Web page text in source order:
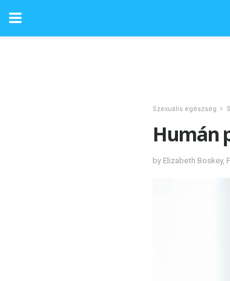
Szexuális egészség
Humán
by Elizabeth Boskey,